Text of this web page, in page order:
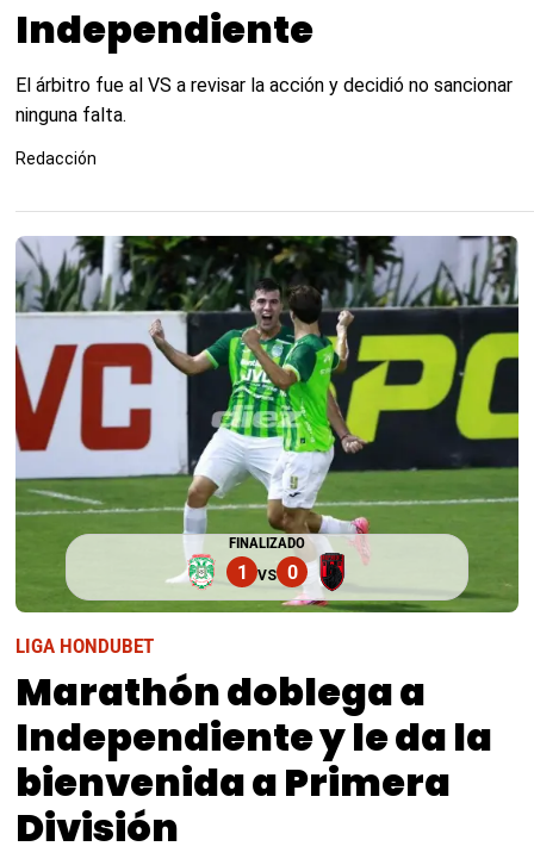
Independiente
El árbitro fue al VS a revisar la acción y decidió no sancionar
ninguna falta.
Redacción
FINALIZADO
1 VS 0
LIGA HONDUBET
Marathón doblega a
Independiente y le da la
bienvenida a Primera
División